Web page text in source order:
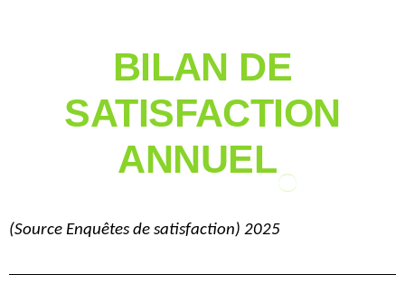
BILAN DE
SATISFACTION
ANNUEL
(Source Enquêtes de satisfaction) 2025